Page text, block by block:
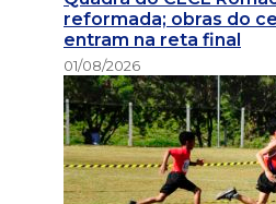
reformada; obras do
entram na reta final
01/08/2026